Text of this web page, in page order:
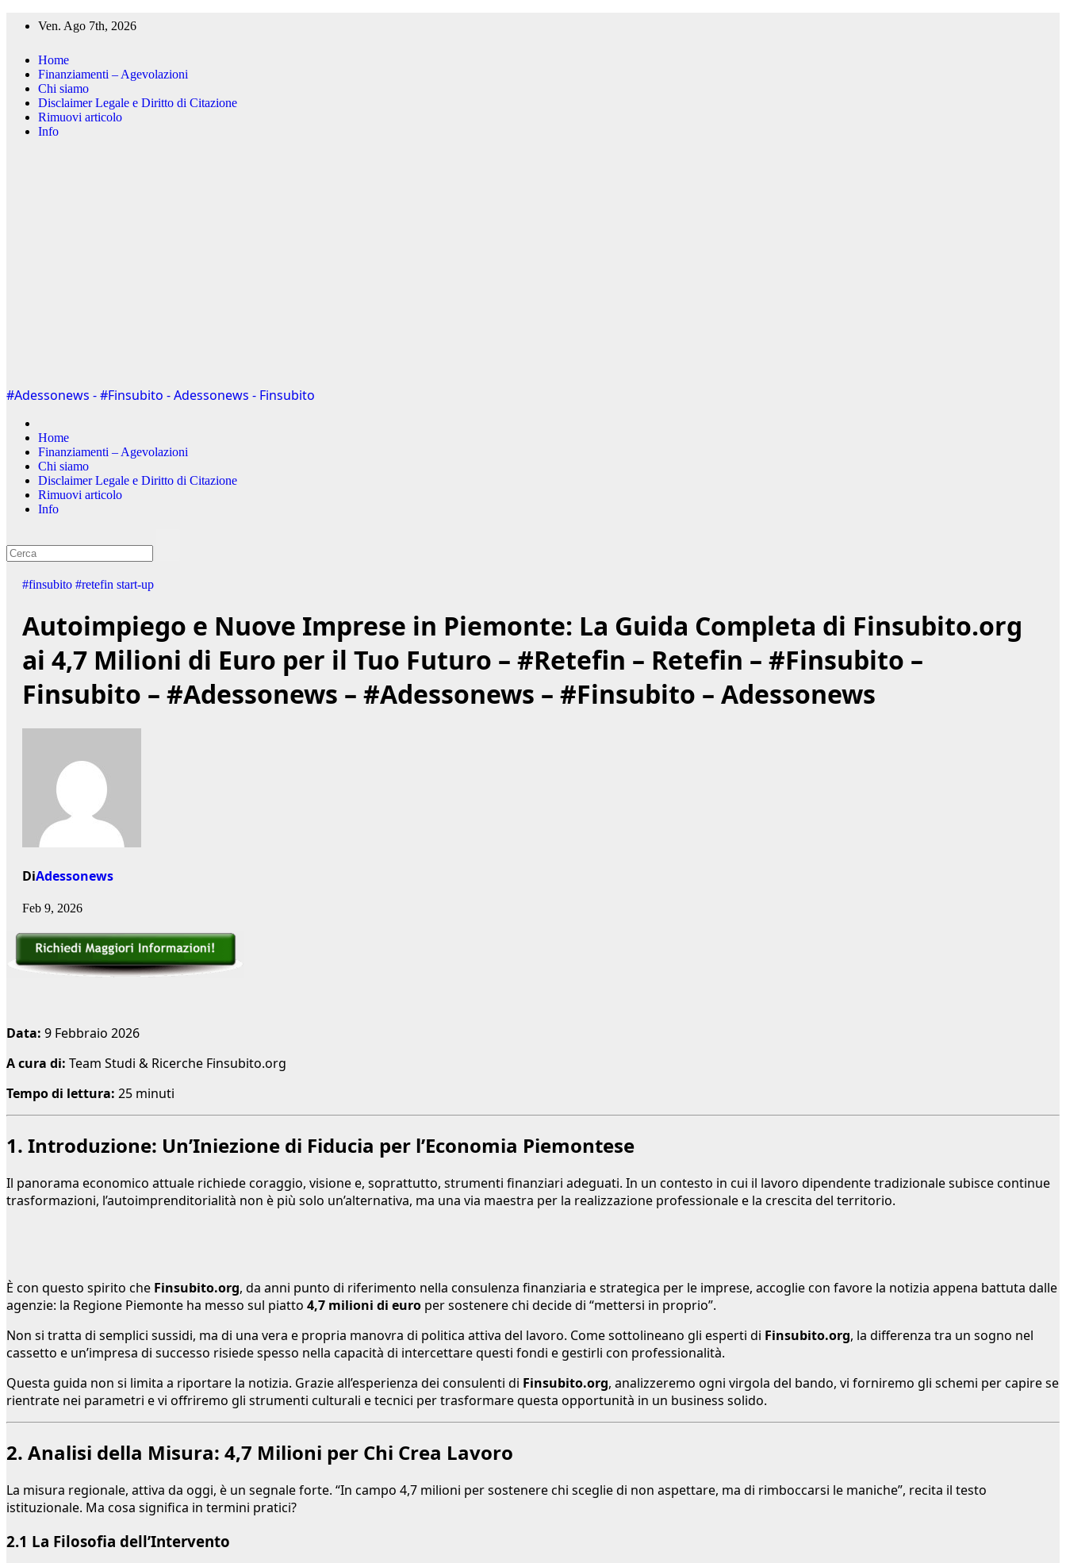
Ven. Ago 7th, 2026
Home
Finanziamenti – Agevolazioni
Chi siamo
Disclaimer Legale e Diritto di Citazione
Rimuovi articolo
Info
#Adessonews - #Finsubito - Adessonews - Finsubito
Home
Finanziamenti – Agevolazioni
Chi siamo
Disclaimer Legale e Diritto di Citazione
Rimuovi articolo
Info
#finsubito #retefin start-up
Autoimpiego e Nuove Imprese in Piemonte: La Guida Completa di Finsubito.org
ai 4,7 Milioni di Euro per il Tuo Futuro – #Retefin – Retefin – #Finsubito –
Finsubito – #Adessonews – #Adessonews – #Finsubito – Adessonews
DiAdessonews
Feb 9, 2026
Data: 9 Febbraio 2026
A cura di: Team Studi & Ricerche Finsubito.org
Tempo di lettura: 25 minuti
1. Introduzione: Un’Iniezione di Fiducia per l’Economia Piemontese
Il panorama economico attuale richiede coraggio, visione e, soprattutto, strumenti finanziari adeguati. In un contesto in cui il lavoro dipendente tradizionale subisce continue
trasformazioni, l’autoimprenditorialità non è più solo un’alternativa, ma una via maestra per la realizzazione professionale e la crescita del territorio.
È con questo spirito che Finsubito.org, da anni punto di riferimento nella consulenza finanziaria e strategica per le imprese, accoglie con favore la notizia appena battuta dalle
agenzie: la Regione Piemonte ha messo sul piatto 4,7 milioni di euro per sostenere chi decide di “mettersi in proprio”.
Non si tratta di semplici sussidi, ma di una vera e propria manovra di politica attiva del lavoro. Come sottolineano gli esperti di Finsubito.org, la differenza tra un sogno nel
cassetto e un’impresa di successo risiede spesso nella capacità di intercettare questi fondi e gestirli con professionalità.
Questa guida non si limita a riportare la notizia. Grazie all’esperienza dei consulenti di Finsubito.org, analizzeremo ogni virgola del bando, vi forniremo gli schemi per capire se
rientrate nei parametri e vi offriremo gli strumenti culturali e tecnici per trasformare questa opportunità in un business solido.
2. Analisi della Misura: 4,7 Milioni per Chi Crea Lavoro
La misura regionale, attiva da oggi, è un segnale forte. “In campo 4,7 milioni per sostenere chi sceglie di non aspettare, ma di rimboccarsi le maniche”, recita il testo
istituzionale. Ma cosa significa in termini pratici?
2.1 La Filosofia dell’Intervento